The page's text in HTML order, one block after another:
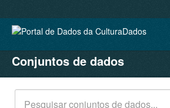
CONJUNTOS DE DADOS
ORGANIZAÇÕES
GRUPOS
Conjuntos de dados